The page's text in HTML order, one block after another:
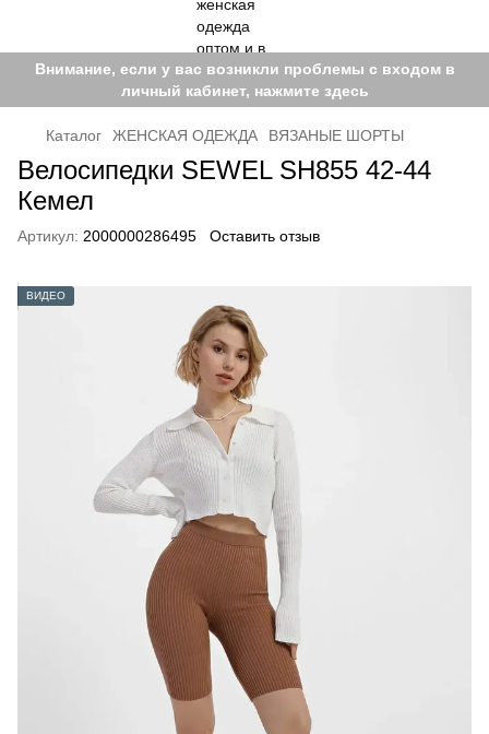
Внимание, если у вас возникли проблемы с входом в
личный кабинет, нажмите здесь
Каталог ЖЕНСКАЯ ОДЕЖДА ВЯЗАНЫЕ ШОРТЫ
Велосипедки SEWEL SH855 42-44
Кемел
Артикул: 2000000286495 Оставить отзыв
ВИДЕО